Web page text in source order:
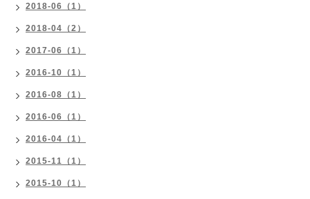
2018-06（1）
2018-04（2）
2017-06（1）
2016-10（1）
2016-08（1）
2016-06（1）
2016-04（1）
2015-11（1）
2015-10（1）